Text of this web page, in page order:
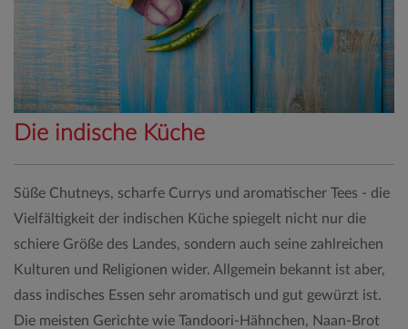
Die indische Küche
Süße Chutneys, scharfe Currys und aromatischer Tees - die
Vielfältigkeit der indischen Küche spiegelt nicht nur die
schiere Größe des Landes, sondern auch seine zahlreichen
Kulturen und Religionen wider. Allgemein bekannt ist aber,
dass indisches Essen sehr aromatisch und gut gewürzt ist.
Die meisten Gerichte wie Tandoori-Hähnchen, Naan-Brot